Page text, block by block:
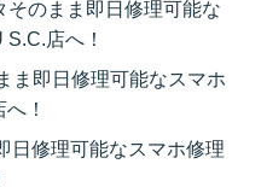
のまま即日修理可能な
店へ！
ま即日修理可能なスマホ
！
日修理可能なスマホ修理